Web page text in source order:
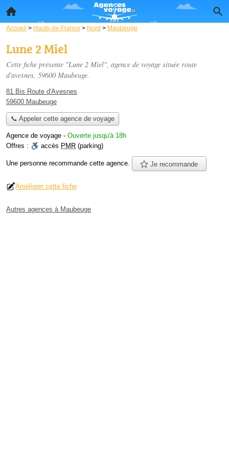
Accueil > Hauts-de-France > Nord > Maubeuge
Lune 2 Miel
Cette fiche présente "Lune 2 Miel", agence de voyage située route
d'avesnes, 59600 Maubeuge.
81 Bis Route d'Avesnes
59600 Maubeuge
📞 Appeler cette agence de voyage
Agence de voyage - Ouverte jusqu'à 18h
Offres :
accès PMR (parking)
Une personne recommande cette agence. Je recommande
Améliorer cette fiche
Autres agences à Maubeuge